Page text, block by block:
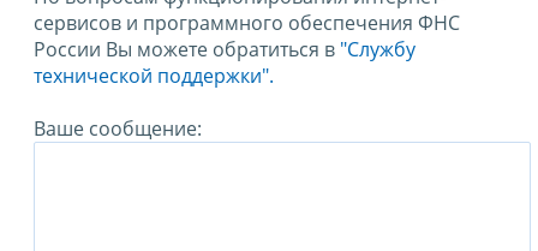
сервисов и программного обеспечения ФНС
России Вы можете обратиться в "Службу
технической поддержки".
Ваше сообщение: